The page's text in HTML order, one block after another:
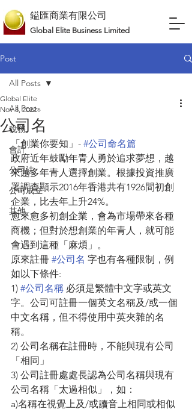
鎰匯商業有限公司
Global Elite Business Limited
Post
All Posts
稅務
會計
公司法
公司成立
其他
All Posts
公司名
Global Elite
Nov 8, 2022
「創業你要知」- #公司命名篇
政府近年鼓勵年青人勇於追求夢想，越
來越多年青人選擇創業。根據投資推廣
署調查顯示2016年香港共有1926間初創
企業，比去年上升24%。
愈來愈多初創企業，會為市場帶來各種
商機；但對於想創業的年青人，就可能
會遇到這種「麻煩」。
原來註冊 #公司名 字也有各種限制，例
如以下條件:
1) #公司名稱 必須是繁體中文字或英文
字。公司可註冊一個英文名稱及/或一個
中文名稱，但不得使用中英夾雜的名
稱。
2) 公司名稱在註冊時，不能與現有公司
「相同」
3) 公司註冊處處長認為公司名稱與現有
公司名稱「太過相似」，如：
a)名稱在視覺上及/或讀音上相同或相似